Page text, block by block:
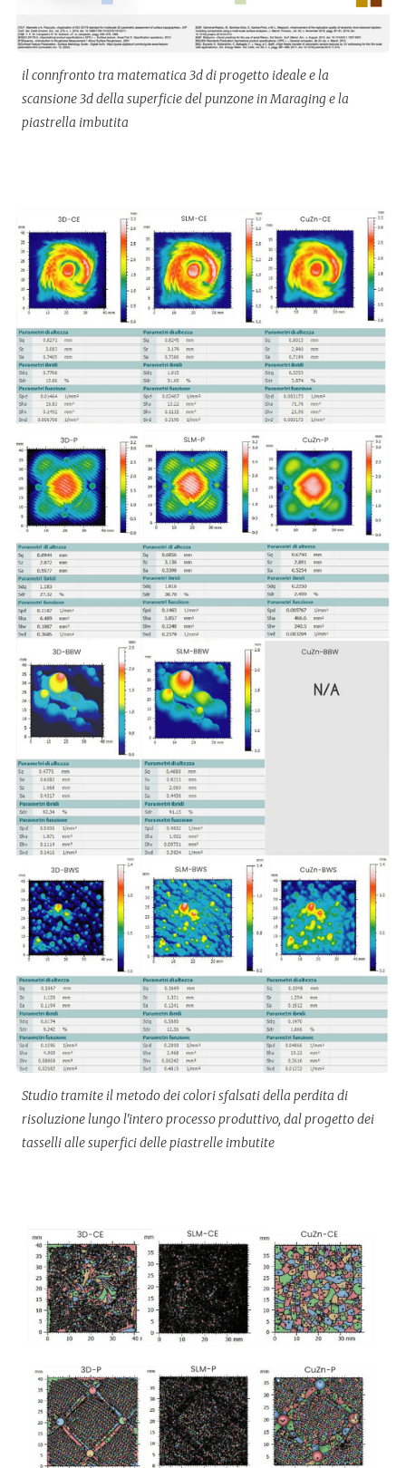
il connfronto tra matematica 3d di progetto ideale e la
scansione 3d della superficie del punzone in Maraging e la
piastrella imbutita
Studio tramite il metodo dei colori sfalsati della perdita di
risoluzione lungo l'intero processo produttivo, dal progetto dei
tasselli alle superfici delle piastrelle imbutite